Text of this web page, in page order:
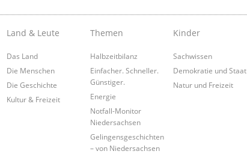
Land & Leute
Das Land
Die Menschen
Die Geschichte
Kultur & Freizeit
Themen
Halbzeitbilanz
Einfacher. Schneller.
Günstiger.
Energie
Notfall-Monitor
Niedersachsen
Gelingensgeschichten
– von Niedersachsen
Kinder
Sachwissen
Demokratie und Staat
Natur und Freizeit